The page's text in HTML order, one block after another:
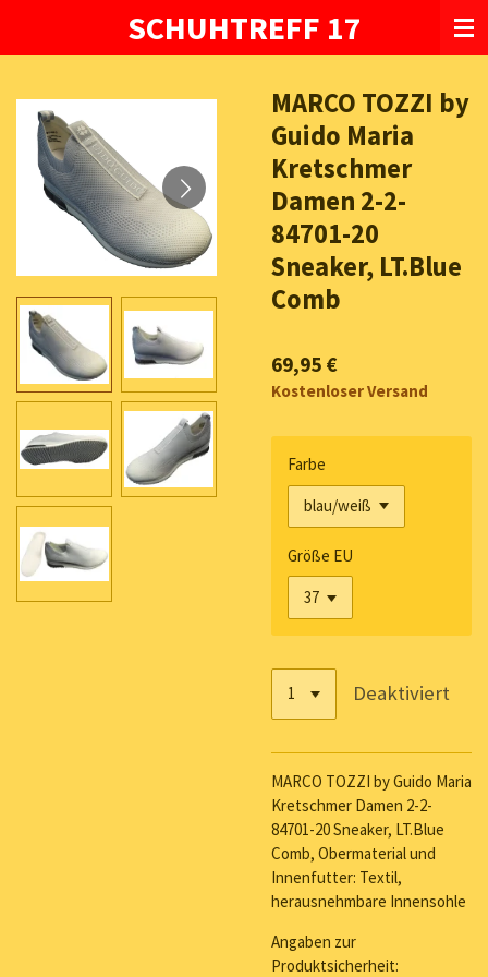
SCHUHTREFF 17
MARCO TOZZI by
Guido Maria
Kretschmer
Damen 2-2-
84701-20
Sneaker, LT.Blue
Comb
69,95 €
Kostenloser Versand
Farbe
Größe EU
Deaktiviert
MARCO TOZZI by Guido Maria
Kretschmer Damen 2-2-
84701-20 Sneaker, LT.Blue
Comb, Obermaterial und
Innenfutter: Textil,
herausnehmbare Innensohle
Angaben zur
Produktsicherheit: